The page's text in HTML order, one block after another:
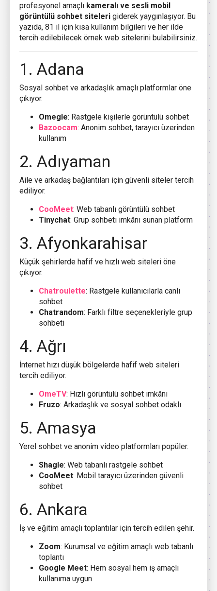
profesyonel amaçlı kameralı ve sesli mobil
görüntülü sohbet siteleri giderek yaygınlaşıyor. Bu
yazıda, 81 il için kısa kullanım bilgileri ve her ilde
tercih edilebilecek örnek web sitelerini bulabilirsiniz.
1. Adana
Sosyal sohbet ve arkadaşlık amaçlı platformlar öne
çıkıyor.
Omegle: Rastgele kişilerle görüntülü sohbet
Bazoocam: Anonim sohbet, tarayıcı üzerinden
kullanım
2. Adıyaman
Aile ve arkadaş bağlantıları için güvenli siteler tercih
ediliyor.
CooMeet: Web tabanlı görüntülü sohbet
Tinychat: Grup sohbeti imkânı sunan platform
3. Afyonkarahisar
Küçük şehirlerde hafif ve hızlı web siteleri öne
çıkıyor.
Chatroulette: Rastgele kullanıcılarla canlı
sohbet
Chatrandom: Farklı filtre seçenekleriyle grup
sohbeti
4. Ağrı
İnternet hızı düşük bölgelerde hafif web siteleri
tercih ediliyor.
OmeTV: Hızlı görüntülü sohbet imkânı
Fruzo: Arkadaşlık ve sosyal sohbet odaklı
5. Amasya
Yerel sohbet ve anonim video platformları popüler.
Shagle: Web tabanlı rastgele sohbet
CooMeet: Mobil tarayıcı üzerinden güvenli
sohbet
6. Ankara
İş ve eğitim amaçlı toplantılar için tercih edilen şehir.
Zoom: Kurumsal ve eğitim amaçlı web tabanlı
toplantı
Google Meet: Hem sosyal hem iş amaçlı
kullanıma uygun